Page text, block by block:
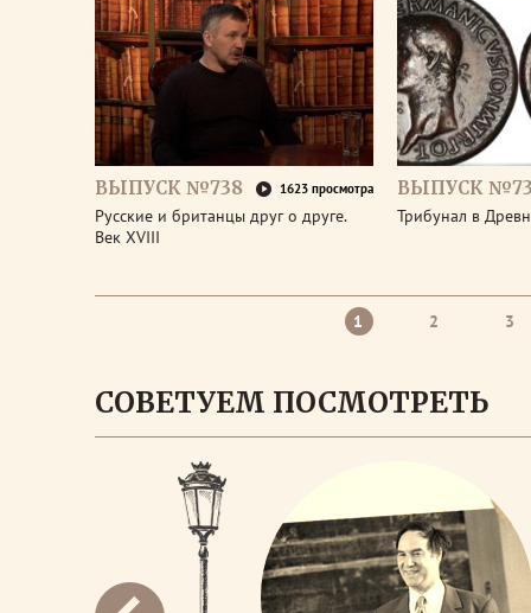
ВЫПУСК №738 1623 просмотра
Русские и британцы друг о друге.
Век XVIII
ВЫПУСК
Трибунал в
1 2 3
СОВЕТУЕМ ПОСМОТРЕТЬ